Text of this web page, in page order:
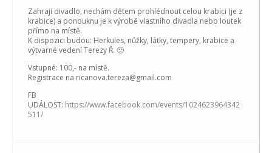
Zahraji divadlo, nechám dětem prohlédnout celou krabici (je z
krabice) a ponouknu je k výrobě vlastního divadla nebo loutek
přímo na místě.
K dispozici budou: Herkules, nůžky, látky, tempery, krabice a
výtvarné vedení Terezy Ř. 🙂
Vstupné: 100,- na místě.
Registrace na ricanova.tereza@gmail.com
FB
UDÁLOST: https://www.facebook.com/events/1024623964342
511/